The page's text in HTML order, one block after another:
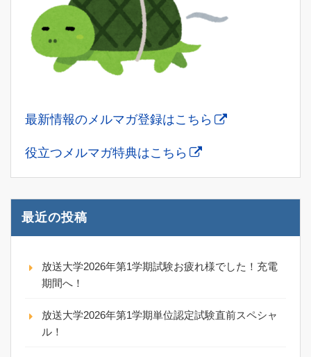
最新情報のメルマガ登録はこちら
役立つメルマガ特典はこちら
最近の投稿
放送大学2026年第1学期試験お疲れ様でした！充電
期間へ！
放送大学2026年第1学期単位認定試験直前スペシャ
ル！